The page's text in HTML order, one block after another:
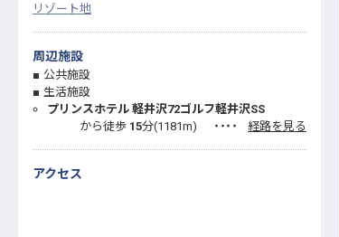
リゾート地
周辺施設
公共施設
生活施設
プリンスホテル 軽井沢72ゴルフ軽井沢SS
から徒歩 15分(1181m) ・・・・ 経路を見る
アクセス